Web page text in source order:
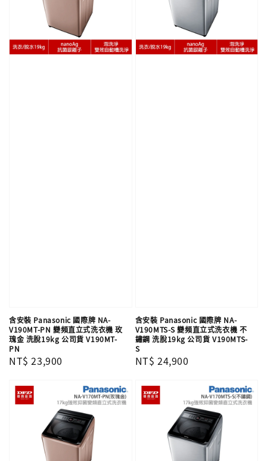
含安裝 Panasonic 國際牌 NA-
V190MT-PN 變頻直立式洗衣機 玫
瑰金 洗脫19kg 公司貨 V190MT-
PN
Regular
NT$ 23,900
含安裝 Panasonic 國際牌 NA-
V190MTS-S 變頻直立式洗衣機 不
鏽鋼 洗脫19kg 公司貨 V190MTS-
S
Regular
NT$ 24,900